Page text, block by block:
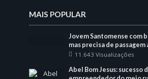
MAIS POPULAR
Jovem Santomense com
mas precisa de passagem
11.643 Visualizações
Abel Bom Jesus: sucesso